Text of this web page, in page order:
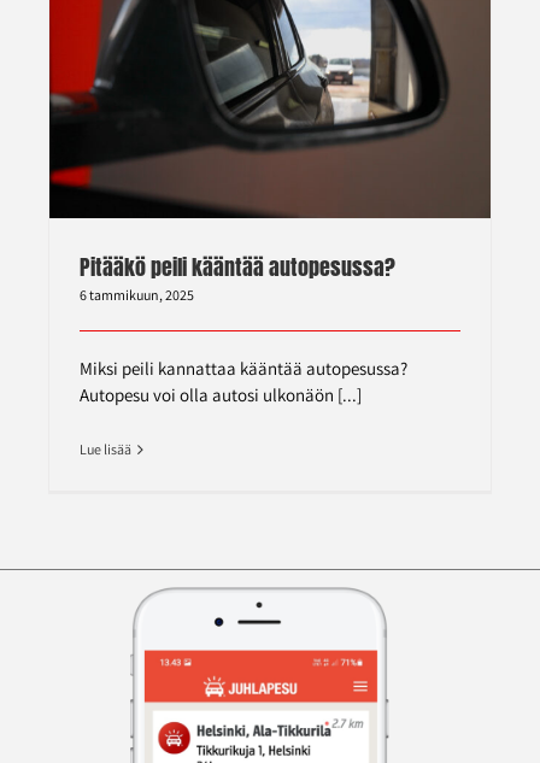
Pitääkö peili kääntää autopesussa?
6 tammikuun, 2025
Miksi peili kannattaa kääntää autopesussa?
Autopesu voi olla autosi ulkonäön [...]
Lue lisää